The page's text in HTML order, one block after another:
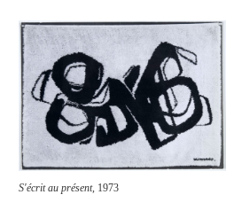
S'écrit au présent, 1973